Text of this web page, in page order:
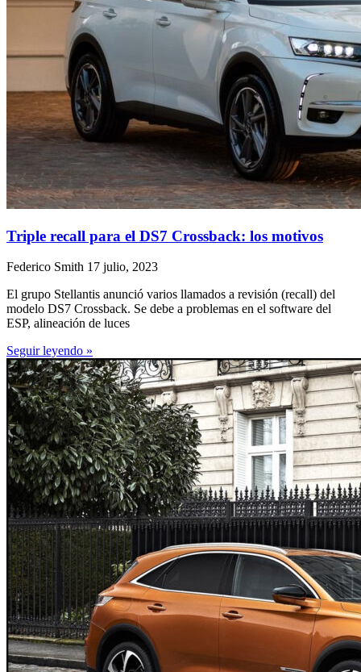
Triple recall para el DS7 Crossback: los motivos
Federico Smith 17 julio, 2023
El grupo Stellantis anunció varios llamados a revisión (recall) del
modelo DS7 Crossback. Se debe a problemas en el software del
ESP, alineación de luces
Seguir leyendo »